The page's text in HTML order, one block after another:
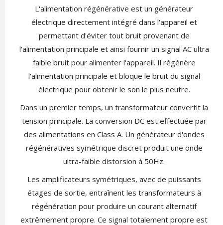
L'alimentation régénérative est un générateur
électrique directement intégré dans l'appareil et
permettant d'éviter tout bruit provenant de
l'alimentation principale et ainsi fournir un signal AC ultra
faible bruit pour alimenter l'appareil. Il régénère
l'alimentation principale et bloque le bruit du signal
électrique pour obtenir le son le plus neutre.
Dans un premier temps, un transformateur convertit la
tension principale. La conversion DC est effectuée par
des alimentations en Class A. Un générateur d'ondes
régénératives symétrique discret produit une onde
ultra-faible distorsion à 50Hz.
Les amplificateurs symétriques, avec de puissants
étages de sortie, entraînent les transformateurs à
régénération pour produire un courant alternatif
extrêmement propre. Ce signal totalement propre est